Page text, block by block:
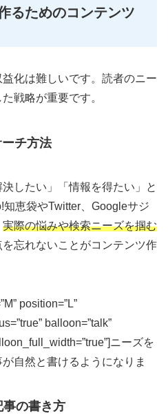
るためのコンテンツ
化は難しいです。読者のニー
戦略が重要です。
チ方法
したい」「情報を得たい」と
恵袋やTwitter、Googleサジ
実際の悩みや検索ニーズを掴む
忘れないことがコンテンツ作
position=”L”
balloon=”talk”
ニーズを
自然と書けるようになりま
の書き方